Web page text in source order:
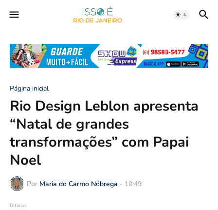
Página inicial
Rio Design Leblon apresenta
“Natal de grandes
transformações” com Papai
Noel
Por Maria do Carmo Nóbrega - 10:49
Últimas